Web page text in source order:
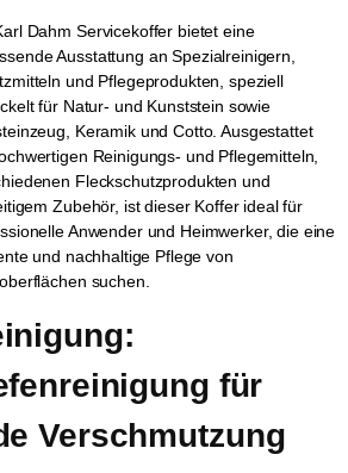
Dahm Servicekoffer bietet eine
Ausstattung an Spezialreinigern,
und Pflegeprodukten, speziell
für Natur- und Kunststein sowie
Keramik und Cotto. Ausgestattet
Reinigungs- und Pflegemitteln,
Fleckschutzprodukten und
Zubehör, ist dieser Koffer ideal für
Anwender und Heimwerker, die eine
und nachhaltige Pflege von
suchen.
für
Verschmutzung